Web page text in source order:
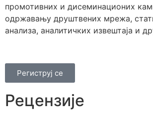
промотивних и дисеминационих
одржавању друштвених мрежа,
анализа, аналитичких извештаја и
Региструј се
Рецензије